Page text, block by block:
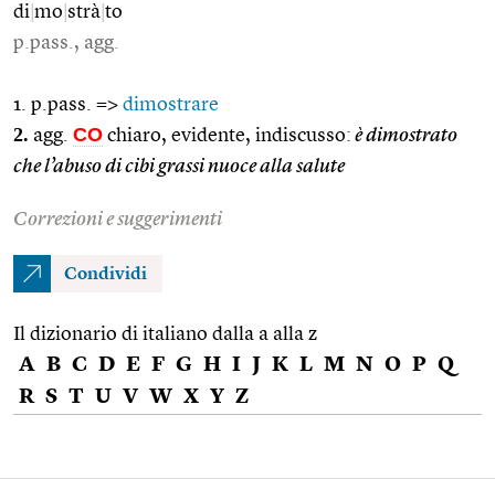
di mo strà to
p.pass., agg.
1. p.pass. => dimostrare
2. agg. CO chiaro, evidente, indiscusso: è dimostrato
che l’abuso di cibi grassi nuoce alla salute
Correzioni e suggerimenti
Condividi
Il dizionario di italiano dalla a alla z
A B C D E F G H I J K L M N O P Q
R S T U V W X Y Z